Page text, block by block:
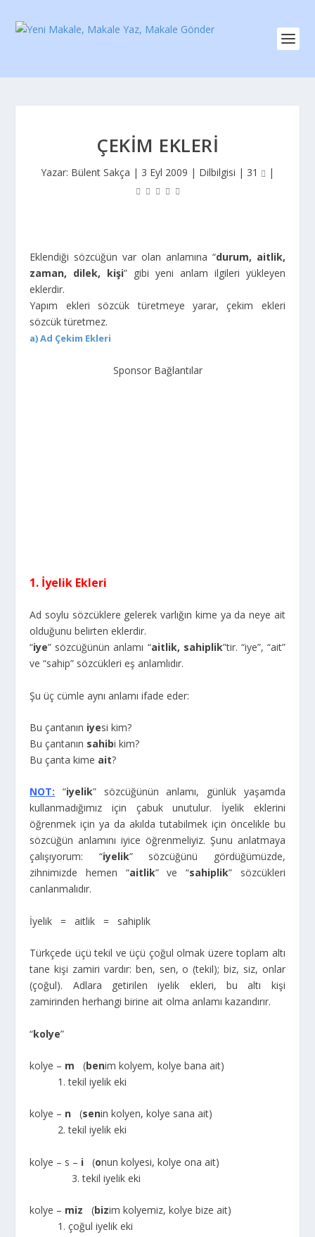
ÇEKIM EKLERI
Yazar: Bülent Sakça | 3 Eyl 2009 | Dilbilgisi | 31 |
Eklendiği sözcüğün var olan anlamına “durum, aitlik,
zaman, dilek, kişi” gibi yeni anlam ilgileri yükleyen
eklerdir.
Yapım ekleri sözcük türetmeye yarar, çekim ekleri
sözcük türetmez.
a) Ad Çekim Ekleri
Sponsor Bağlantılar
1. İyelik Ekleri
Ad soylu sözcüklere gelerek varlığın kime ya da neye ait
olduğunu belirten eklerdir.
“iye” sözcüğünün anlamı “aitlik, sahiplik”tir. “iye”, “ait”
ve “sahip” sözcükleri eş anlamlıdır.
Şu üç cümle aynı anlamı ifade eder:
Bu çantanın iyesi kim?
Bu çantanın sahibi kim?
Bu çanta kime ait?
NOT: “iyelik” sözcüğünün anlamı, günlük yaşamda
kullanmadığımız için çabuk unutulur. İyelik eklerini
öğrenmek için ya da akılda tutabilmek için öncelikle bu
sözcüğün anlamını iyice öğrenmeliyiz. Şunu anlatmaya
çalışıyorum: “iyelik” sözcüğünü gördüğümüzde,
zihnimizde hemen “aitlik” ve “sahiplik” sözcükleri
canlanmalıdır.
İyelik = aitlik = sahiplik
Türkçede üçü tekil ve üçü çoğul olmak üzere toplam altı
tane kişi zamiri vardır: ben, sen, o (tekil); biz, siz, onlar
(çoğul). Adlara getirilen iyelik ekleri, bu altı kişi
zamirinden herhangi birine ait olma anlamı kazandırır.
“kolye”
kolye – m (benim kolyem, kolye bana ait)
1. tekil iyelik eki
kolye – n (senin kolyen, kolye sana ait)
2. tekil iyelik eki
kolye – s – i (onun kolyesi, kolye ona ait)
3. tekil iyelik eki
kolye – miz (bizim kolyemiz, kolye bize ait)
1. çoğul iyelik eki